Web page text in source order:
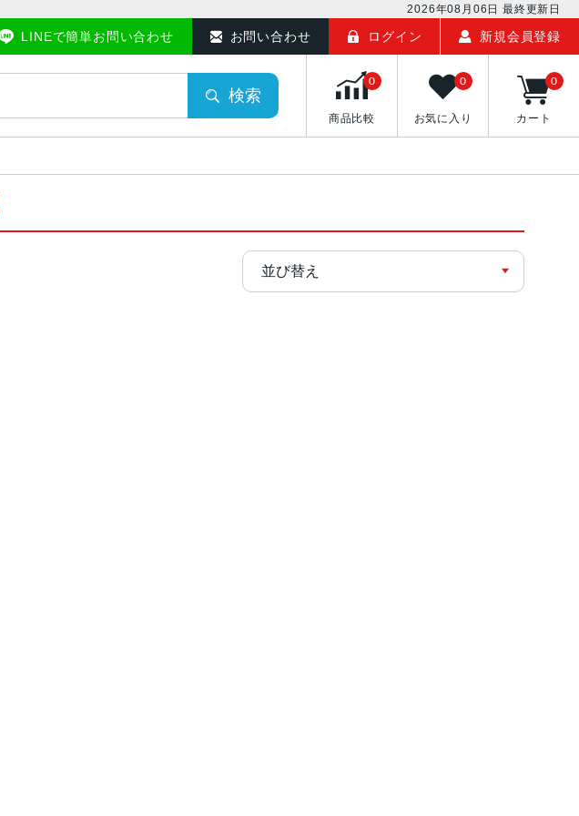
2026年08月06日 最終更新日
LINEで簡単お問い合わせ お問い合わせ ログイン 新規会員登録
検索
商品比較
0
お気に入り
0
カート
0